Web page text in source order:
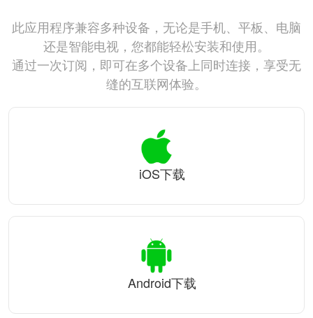
此应用程序兼容多种设备，无论是手机、平板、电脑
还是智能电视，您都能轻松安装和使用。
通过一次订阅，即可在多个设备上同时连接，享受无
缝的互联网体验。
iOS下载
Android下载